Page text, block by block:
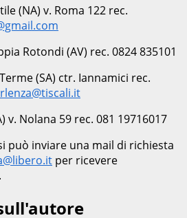
(NA) v. Roma 122 rec.
Rotondi (AV) rec. 0824 835101
(SA) ctr. Iannamici rec.
v. Nolana 59 rec. 081 19716017
può inviare una mail di richiesta
per ricevere